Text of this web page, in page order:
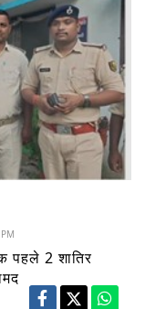
पहले 2 शातिर